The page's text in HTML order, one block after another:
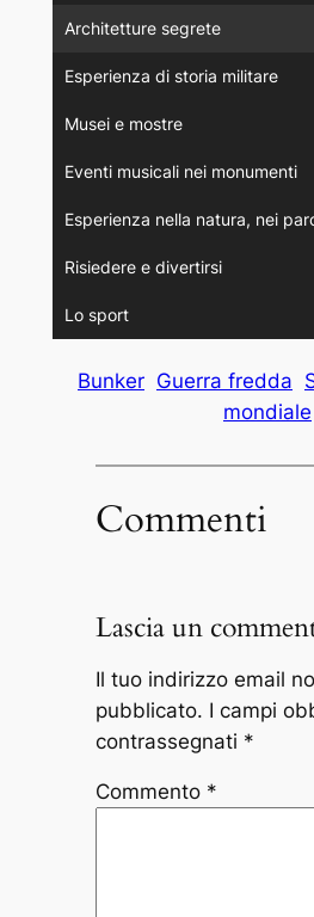
Architetture segrete
Esperienza di storia militare
Musei e mostre
Eventi musicali nei monumenti
Esperienza nella natura, nei
Risiedere e divertirsi
Lo sport
Bunker Guerra fredda
mondiale
Commenti
Lascia un
Il tuo indirizzo email
pubblicato. I campi
contrassegnati *
Commento *